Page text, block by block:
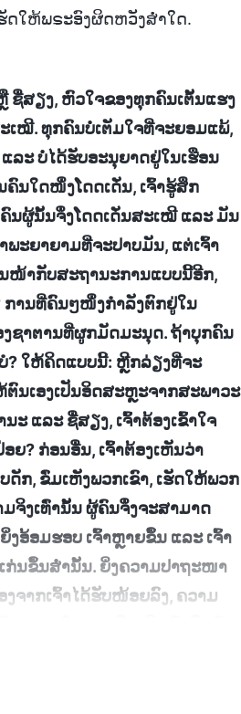
ດໃຫ້ພຣະອົງຜິດຫວັງສ່ຳໃດ.
ສຽງ, ຫົວໃຈຂອງທຸກຄົນເຕັ້ນແຮງ
ເໝີ. ທຸກຄົນບໍ່ເຕັມໃຈທີ່ຈະຍອມແພ້,
ລະ ບໍ່ໄດ້ຮັບອະນຸຍາດຢູ່ໃນເຮືອນ
ຄົນໃດໜຶ່ງໂດດເດັ່ນ, ເຈົ້າຮູ້ສຶກ
ນຜູ້ນັ້ນຈຶ່ງໂດດເດັ່ນສະເໝີ ແລະ ມັນ
ພະຍາຍາມທີ່ຈະປາບມັນ, ແຕ່ເຈົ້າ
ນໜ້າກັບສະຖານະການແບບນີ້ອີກ,
ການທີ່ຄົນໆໜຶ່ງກຳລັງຕົກຢູ່ໃນ
ຊາຕານທີ່ຜູກມັດມະນຸດ. ຖ້າບຸກຄົນ
? ໃຫ້ຄິດແບບນີ້: ຫຼີກລ່ຽງທີ່ຈະ
ຕົນເອງເປັນອິດສະຫຼະຈາກສະພາວະ
ແລະ ຊື່ສຽງ, ເຈົ້າຕ້ອງເຂົ້າໃຈ
ຍ? ກ່ອນອື່ນ, ເຈົ້າຕ້ອງເຫັນວ່າ
ກ, ຂົ່ມເຫັງພວກເຂົາ, ເຮັດໃຫ້ພວກ
ຈິງເທົ່ານັ້ນ ຜູ້ຄົນຈຶ່ງຈະສາມາດ
ອ້ອມຮອບ ເຈົ້າຫຼາຍຂຶ້ນ ແລະ ເຈົ້າ
ກ່ນຂຶ້ນສ່ຳນັ້ນ. ຍິ່ງຄວາມປາຖະໜາ
ຈາກເຈົ້າໄດ້ຮັບໜ້ອຍລົງ, ຄວາມ
ຕິບັດໜ້າທີ່ຂອງເຈົ້າບໍ່ໄດ້ດີຫຼາຍສ່ຳ